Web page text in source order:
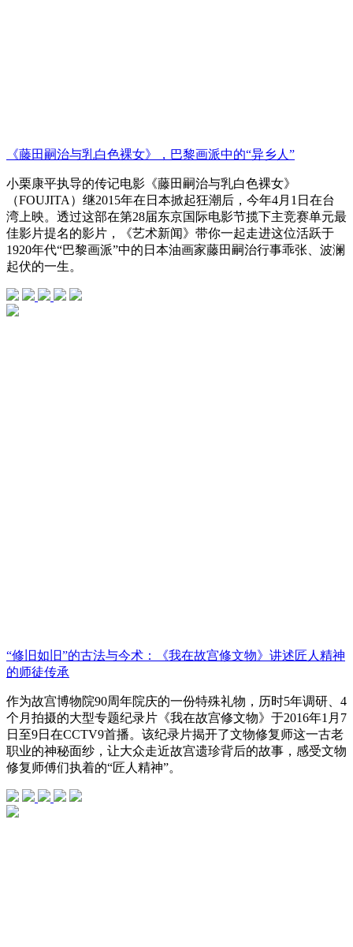
《藤田嗣治与乳白色裸女》，巴黎画派中的“异乡人”
小栗康平执导的传记电影《藤田嗣治与乳白色裸女》
（FOUJITA）继2015年在日本掀起狂潮后，今年4月1日在台
湾上映。透过这部在第28届东京国际电影节揽下主竞赛单元最
佳影片提名的影片，《艺术新闻》带你一起走进这位活跃于
1920年代“巴黎画派”中的日本油画家藤田嗣治行事乖张、波澜
起伏的一生。
“修旧如旧”的古法与今术：《我在故宫修文物》讲述匠人精神
的师徒传承
作为故宫博物院90周年院庆的一份特殊礼物，历时5年调研、4
个月拍摄的大型专题纪录片《我在故宫修文物》于2016年1月7
日至9日在CCTV9首播。该纪录片揭开了文物修复师这一古老
职业的神秘面纱，让大众走近故宫遗珍背后的故事，感受文物
修复师傅们执着的“匠人精神”。